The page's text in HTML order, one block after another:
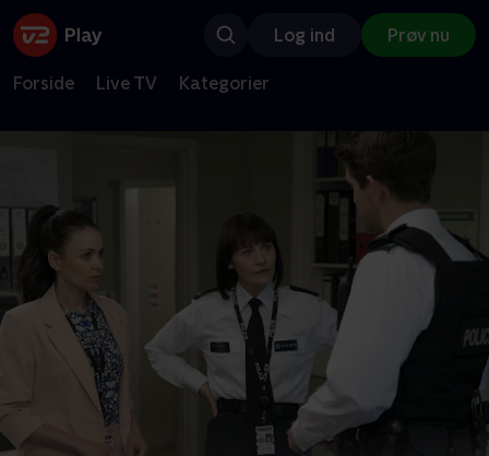
Log ind Prøv nu
Forside Live TV Kategorier